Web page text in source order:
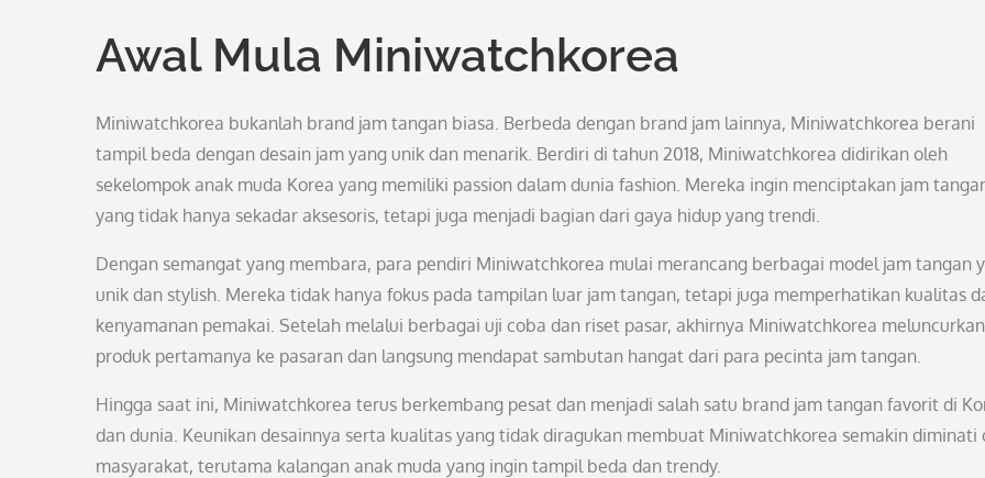
Awal Mula Miniwatchkorea
Miniwatchkorea bukanlah brand jam tangan biasa. Berbeda dengan brand jam lainnya, Miniwatchkorea berani
tampil beda dengan desain jam yang unik dan menarik. Berdiri di tahun 2018, Miniwatchkorea didirikan oleh
sekelompok anak muda Korea yang memiliki passion dalam dunia fashion. Mereka ingin menciptakan jam
yang tidak hanya sekadar aksesoris, tetapi juga menjadi bagian dari gaya hidup yang trendi.
Dengan semangat yang membara, para pendiri Miniwatchkorea mulai merancang berbagai model jam tangan
unik dan stylish. Mereka tidak hanya fokus pada tampilan luar jam tangan, tetapi juga memperhatikan kualitas
kenyamanan pemakai. Setelah melalui berbagai uji coba dan riset pasar, akhirnya Miniwatchkorea meluncurkan
produk pertamanya ke pasaran dan langsung mendapat sambutan hangat dari para pecinta jam tangan.
Hingga saat ini, Miniwatchkorea terus berkembang pesat dan menjadi salah satu brand jam tangan favorit di
dan dunia. Keunikan desainnya serta kualitas yang tidak diragukan membuat Miniwatchkorea semakin diminati
masyarakat, terutama kalangan anak muda yang ingin tampil beda dan trendy.